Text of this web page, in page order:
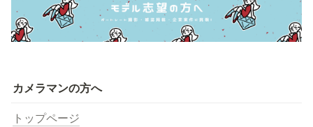
カメラマンの方へ
トップページ